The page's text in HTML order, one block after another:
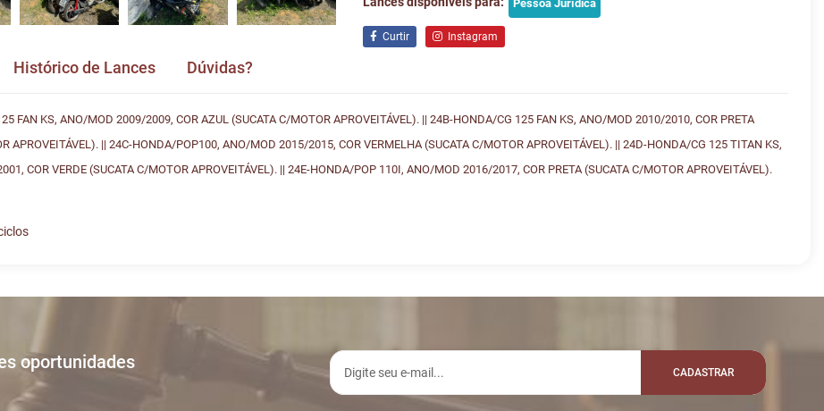
Pessoa Jurídica
Curtir Instagram
Histórico de Lances Dúvidas?
FAN KS, ANO/MOD 2009/2009, COR AZUL (SUCATA C/MOTOR APROVEITÁVEL). || 24B-HONDA/CG 125 FAN KS, ANO/MOD 2010/2010, COR PRETA
APROVEITÁVEL). || 24C-HONDA/POP100, ANO/MOD 2015/2015, COR VERMELHA (SUCATA C/MOTOR APROVEITÁVEL). || 24D-HONDA/CG 125 TITAN KS,
COR VERDE (SUCATA C/MOTOR APROVEITÁVEL). || 24E-HONDA/POP 110I, ANO/MOD 2016/2017, COR PRETA (SUCATA C/MOTOR APROVEITÁVEL).
TIPO MENSAGEM VALOR
LANCE ON-LINE
Usuário: Monteiropecas
oportunidades CADASTRAR